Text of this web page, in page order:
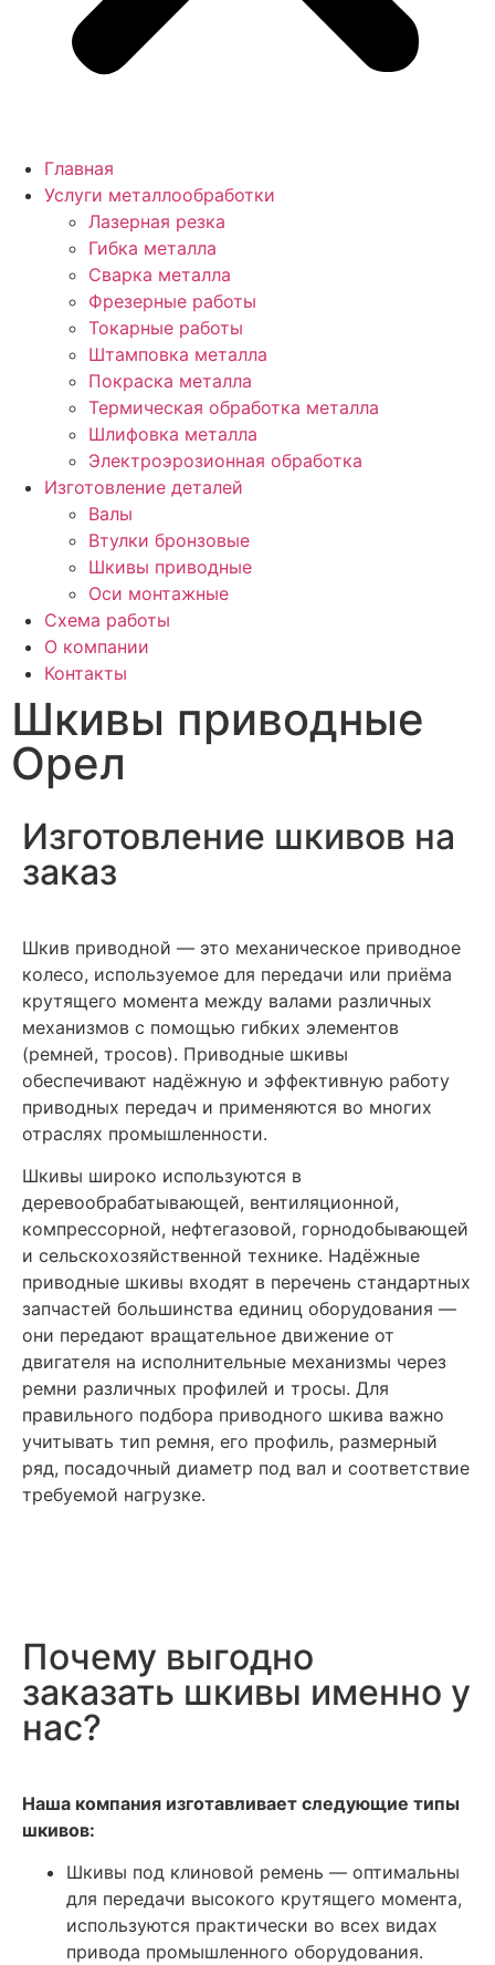
Главная
Услуги металлообработки
Лазерная резка
Гибка металла
Сварка металла
Фрезерные работы
Токарные работы
Штамповка металла
Покраска металла
Термическая обработка металла
Шлифовка металла
Электроэрозионная обработка
Изготовление деталей
Валы
Втулки бронзовые
Шкивы приводные
Оси монтажные
Схема работы
О компании
Контакты
Шкивы приводные
Орел
Изготовление шкивов на
заказ
Шкив приводной — это механическое приводное
колесо, используемое для передачи или приёма
крутящего момента между валами различных
механизмов с помощью гибких элементов
(ремней, тросов). Приводные шкивы
обеспечивают надёжную и эффективную работу
приводных передач и применяются во многих
отраслях промышленности.
Шкивы широко используются в
деревообрабатывающей, вентиляционной,
компрессорной, нефтегазовой, горнодобывающей
и сельскохозяйственной технике. Надёжные
приводные шкивы входят в перечень стандартных
запчастей большинства единиц оборудования —
они передают вращательное движение от
двигателя на исполнительные механизмы через
ремни различных профилей и тросы. Для
правильного подбора приводного шкива важно
учитывать тип ремня, его профиль, размерный
ряд, посадочный диаметр под вал и соответствие
требуемой нагрузке.
Почему выгодно
заказать шкивы именно у
нас?
Наша компания изготавливает следующие типы
шкивов:
Шкивы под клиновой ремень — оптимальны
для передачи высокого крутящего момента,
используются практически во всех видах
привода промышленного оборудования.